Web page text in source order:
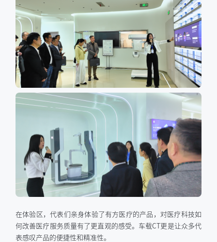
在体验区，代表们亲身体验了有方医疗的产品，对医疗科技如
何改善医疗服务质量有了更直观的感受。车载CT更是让众多代
表感叹产品的便捷性和精准性。